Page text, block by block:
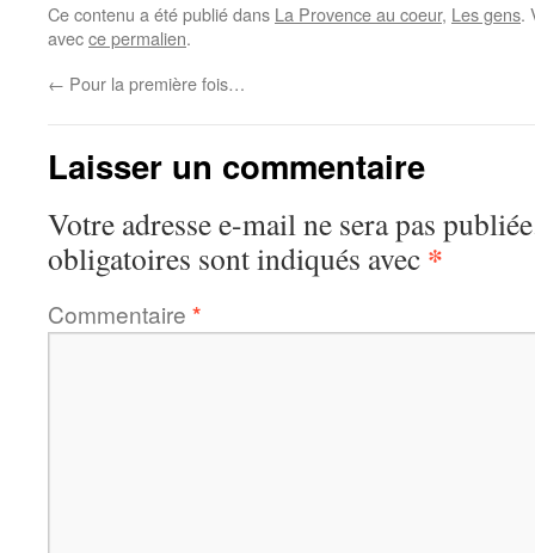
Ce contenu a été publié dans La Provence au coeur, Les gens.
avecce permalien.
← Pour la première fois…
Laisser un commentaire
Votre adresse e-mail ne sera pas
obligatoires sont indiqués avec *
Commentaire *